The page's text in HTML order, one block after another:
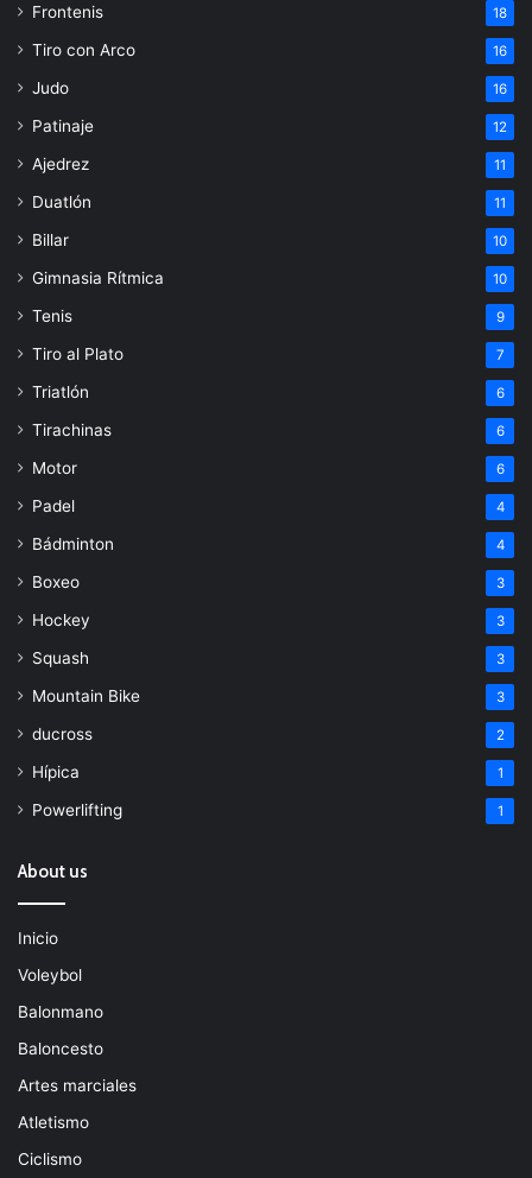
Frontenis 18
Tiro con Arco 16
Judo 16
Patinaje 12
Ajedrez 11
Duatlón 11
Billar 10
Gimnasia Rítmica 10
Tenis 9
Tiro al Plato 7
Triatlón 6
Tirachinas 6
Motor 6
Padel 4
Bádminton 4
Boxeo 3
Hockey 3
Squash 3
Mountain Bike 3
ducross 2
Hípica 1
Powerlifting 1
About us
Inicio
Voleybol
Balonmano
Baloncesto
Artes marciales
Atletismo
Ciclismo